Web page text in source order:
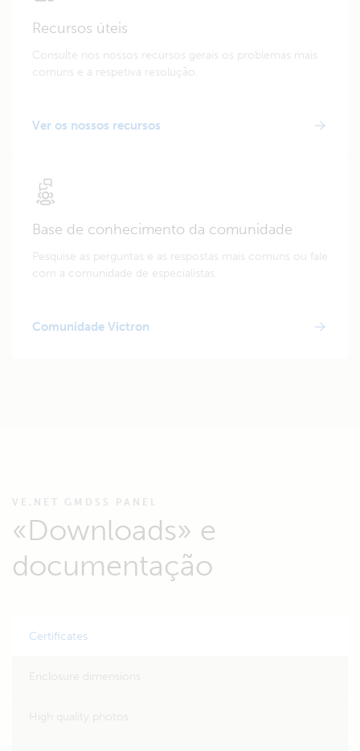
Recursos úteis
Consulte nos nossos recursos gerais os problemas mais
comuns e a respetiva resolução.
Ver os nossos recursos
Base de conhecimento da comunidade
Pesquise as perguntas e as respostas mais comuns ou fale
com a comunidade de especialistas.
Comunidade Victron
VE.NET GMDSS PANEL
«Downloads» e
documentação
Certificates